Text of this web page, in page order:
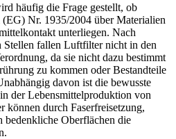
häufig die Frage gestellt, ob
Nr. 1935/2004 über Materialien
unterliegen. Nach
Stellen fallen Luftfilter nicht in den
da sie nicht dazu bestimmt
zu kommen oder Bestandteile
davon ist die bewusste
der Lebensmittelproduktion von
können durch Faserfreisetzung,
bedenkliche Oberflächen die